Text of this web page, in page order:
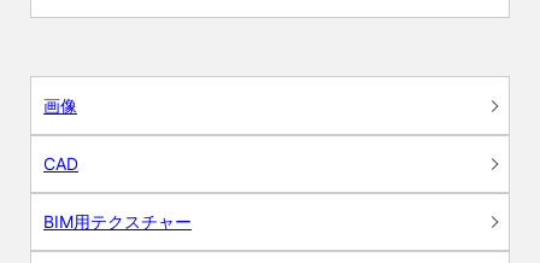
画像
CAD
BIM用テクスチャー